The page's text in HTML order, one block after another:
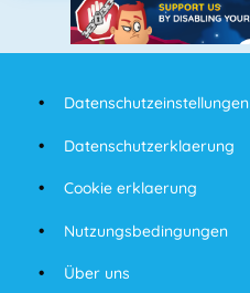
Datenschutzeinstellungen
Datenschutzerklaerung
Cookie erklaerung
Nutzungsbedingungen
Über uns